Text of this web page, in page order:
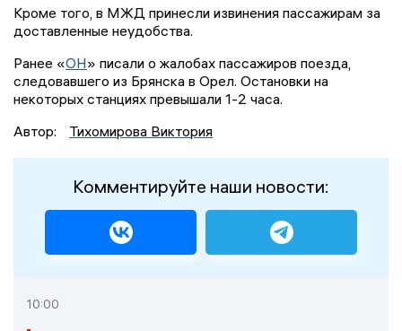
Кроме того, в МЖД принесли извинения пассажирам за
доставленные неудобства.
Ранее «ОН» писали о жалобах пассажиров поезда,
следовавшего из Брянска в Орел. Остановки на
некоторых станциях превышали 1-2 часа.
Автор:
Тихомирова Виктория
Комментируйте наши новости:
10:00